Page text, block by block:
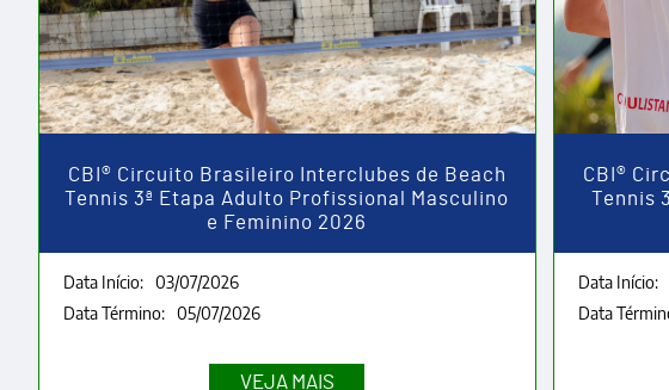
CBI® Circuito Brasileiro Interclubes de Beach
Tennis 3ª Etapa Adulto Profissional Masculino
e Feminino 2026
Data Início:
03/07/2026
Data Término:
05/07/2026
CBI®
Tennis
Data Início:
Data